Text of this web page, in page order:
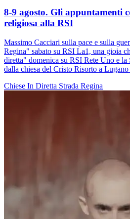
8-9 agosto. Gli appuntamenti
religiosa alla RSI
Massimo Cacciari sulla pace e sulla
Regina" sabato su RSI La1, una gioia
diretta" domenica su RSI Rete Uno e la
dalla chiesa del Cristo Risorto a
Chiese In Diretta Strada Regina